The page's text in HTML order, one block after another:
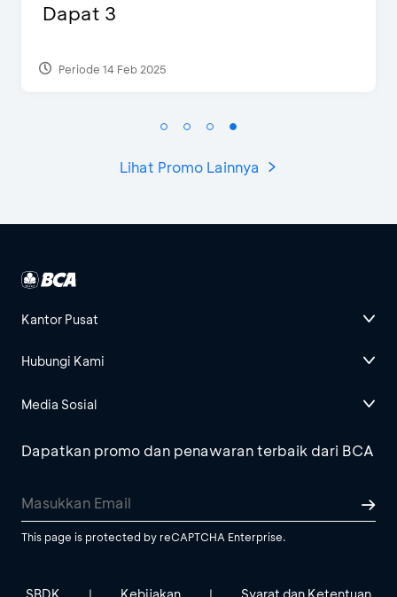
Ekstra 2 Minuman
Periode 17 Sep 2023
Lihat Promo Lainnya
Kantor Pusat
Hubungi Kami
Media Sosial
Dapatkan promo dan penawaran terbaik dari BCA
This page is protected by reCAPTCHA Enterprise.